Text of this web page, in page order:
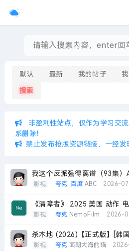
默认 最新 我的帖子
搜索
非盈利性站点，仅作为学习交
系删除！
禁止发布枪版资源链接，一经发
我这个反派强得离谱（93集）
影视 夸克 百度 ABC 2026-
《清障者》 2025 美国 动作
影视 夸克 NemoFilm 2026-
杀木地 (2026)【正式版】[韩
影视 夸克 面朝大海的猫